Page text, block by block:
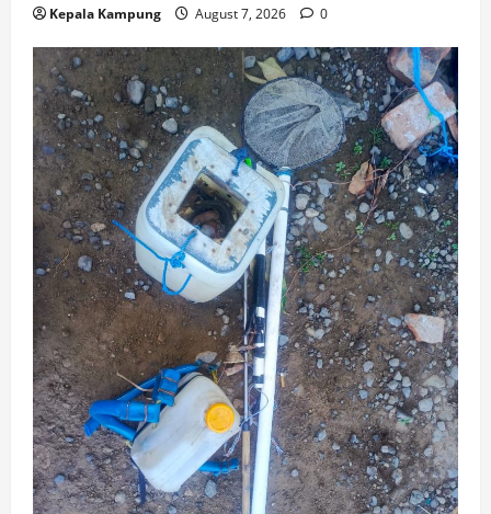
Kepala Kampung August 7, 2026 0